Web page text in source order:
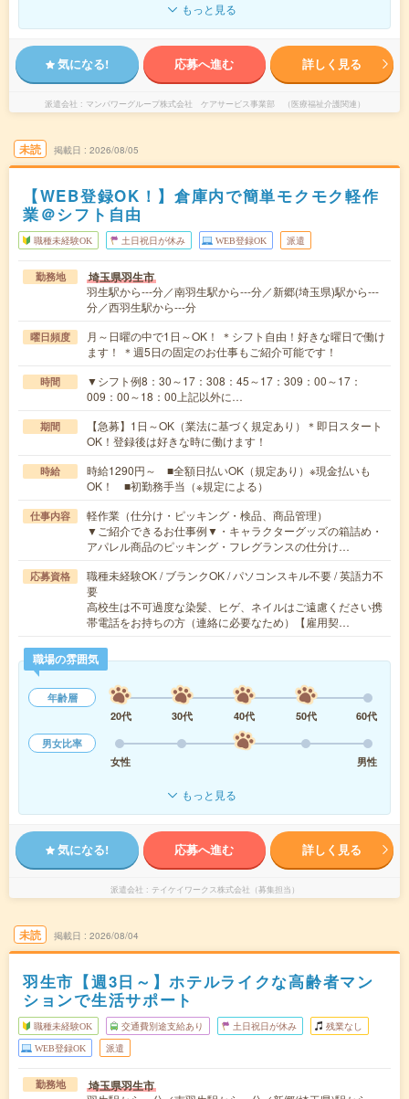
もっと見る
気になる! 応募へ進む 詳しく見る
派遣会社 マンパワーグループ株式会社 ケアサービス事業部 （医療福祉介護関連）
未読 掲載日 2026/08/05
【WEB登録OK！】倉庫内で簡単モクモク軽作
業＠シフト自由
職種未経験OK 土日祝日が休み WEB登録OK 派遣
勤務地 埼玉県羽生市
羽生駅から---分／南羽生駅から---分／新郷(埼玉県)駅から---
分／西羽生駅から---分
曜日頻度
月～日曜の中で1日～OK！ ＊シフト自由！好きな曜日で働け
ます！ ＊週5日の固定のお仕事もご紹介可能です！
時間
▼シフト例8：30～17：308：45～17：309：00～17：
009：00～18：00上記以外に…
期間
【急募】1日～OK（業法に基づく規定あり）＊即日スタート
OK！登録後は好きな時に働けます！
時給
時給1290円～ ■全額日払いOK（規定あり）※現金払いも
OK！ ■初勤務手当（※規定による）
仕事内容
軽作業（仕分け・ピッキング・検品、商品管理）
▼ご紹介できるお仕事例▼・キャラクターグッズの箱詰め・
アパレル商品のピッキング・フレグランスの仕分け…
応募資格
職種未経験OK / ブランクOK / パソコンスキル不要 / 英語力不
要
高校生は不可過度な染髪、ヒゲ、ネイルはご遠慮ください携
帯電話をお持ちの方（連絡に必要なため）【雇用契…
職場の雰囲気
年齢層
20代
30代 40代 50代
60代
男女比率
女性
男性
もっと見る
気になる! 応募へ進む 詳しく見る
派遣会社 テイケイワークス株式会社（募集担当）
未読 掲載日 2026/08/04
羽生市【週3日～】ホテルライクな高齢者マン
ションで生活サポート
職種未経験OK 交通費別途支給あり 土日祝日が休み 残業なし
WEB登録OK 派遣
勤務地 埼玉県羽生市